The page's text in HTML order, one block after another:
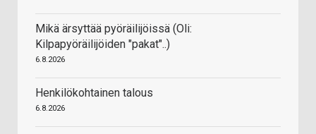
Mikä ärsyttää pyöräilijöissä (Oli:
Kilpapyöräilijöiden "pakat"..)
6.8.2026
Henkilökohtainen talous
6.8.2026